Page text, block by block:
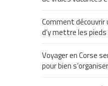
Comment
d’y mettre les pieds
Voyager en Corse
pour bien s’organiser